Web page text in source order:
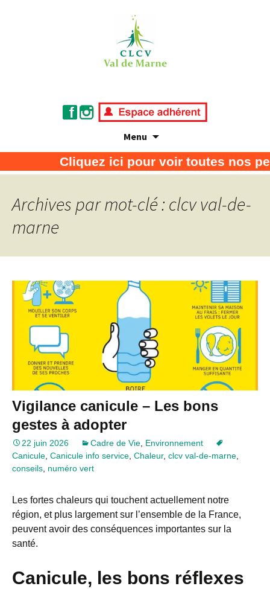
Menu
CLCV Val de Marne
Association de défense des consommateurs
et usagers
Cliquez ici pour voir toutes nos
Archives par mot-clé : clcv val-de-
marne
Vigilance canicule – Les bons
gestes à adopter
22 juin 2026 Cadre de Vie, Environnement
Canicule, Canicule info service, Chaleur, clcv val-de-marne,
conseils, numéro vert
Les fortes chaleurs qui touchent actuellement notre
région, et plus largement sur l’ensemble de la France,
peuvent avoir des conséquences importantes sur la
santé.
Canicule, les bons réflexes